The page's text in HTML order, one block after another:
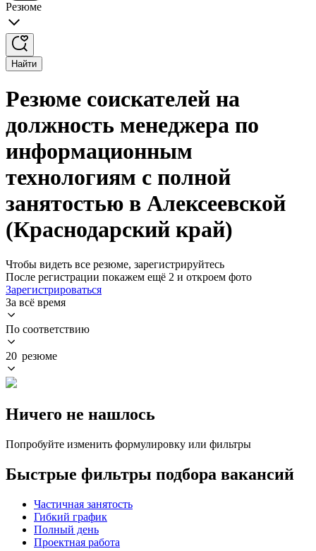
Резюме
Найти
Резюме соискателей на
должность менеджера по
информационным
технологиям с полной
занятостью в Алексеевской
(Краснодарский край)
Чтобы видеть все резюме, зарегистрируйтесь
После регистрации покажем ещё 2 и откроем фото
Зарегистрироваться
За всё время
По соответствию
20 резюме
Ничего не нашлось
Попробуйте изменить формулировку или фильтры
Быстрые фильтры подбора вакансий
Частичная занятость
Гибкий график
Полный день
Проектная работа